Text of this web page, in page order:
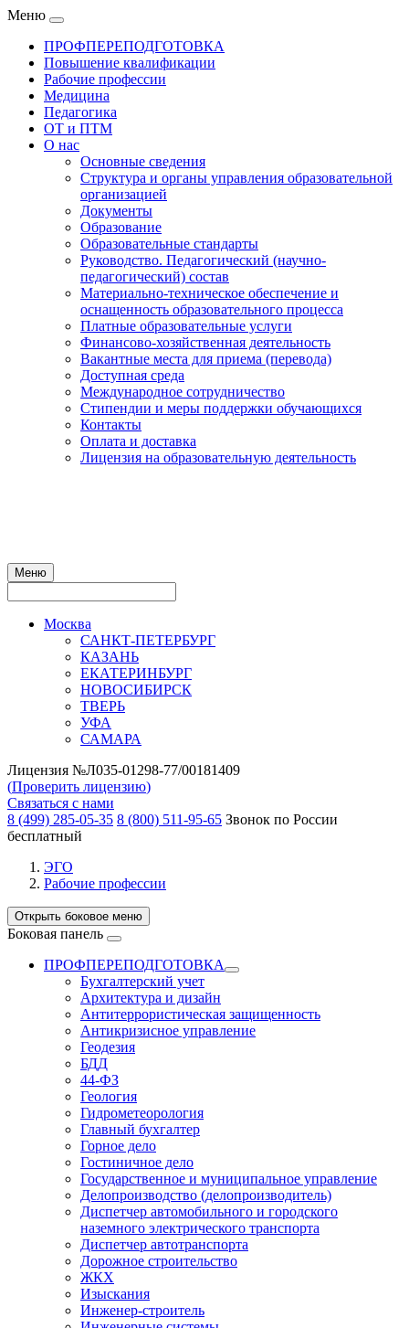
Меню
ПРОФПЕРЕПОДГОТОВКА
Повышение квалификации
Рабочие профессии
Медицина
Педагогика
ОТ и ПТМ
О нас
Основные сведения
Структура и органы управления образовательной
организацией
Документы
Образование
Образовательные стандарты
Руководство. Педагогический (научно-
педагогический) состав
Материально-техническое обеспечение и
оснащенность образовательного процесса
Платные образовательные услуги
Финансово-хозяйственная деятельность
Вакантные места для приема (перевода)
Доступная среда
Международное сотрудничество
Стипендии и меры поддержки обучающихся
Контакты
Оплата и доставка
Лицензия на образовательную деятельность
Меню
Москва
САНКТ-ПЕТЕРБУРГ
КАЗАНЬ
ЕКАТЕРИНБУРГ
НОВОСИБИРСК
ТВЕРЬ
УФА
САМАРА
Лицензия №Л035-01298-77/00181409
(Проверить лицензию)
Связаться с нами
8 (499) 285-05-35 8 (800) 511-95-65 Звонок по России
бесплатный
ЭГО
Рабочие профессии
Открыть боковое меню
Боковая панель
ПРОФПЕРЕПОДГОТОВКА
Бухгалтерский учет
Архитектура и дизайн
Антитеррористическая защищенность
Антикризисное управление
Геодезия
БДД
44-ФЗ
Геология
Гидрометеорология
Главный бухгалтер
Горное дело
Гостиничное дело
Государственное и муниципальное управление
Делопроизводство (делопроизводитель)
Диспетчер автомобильного и городского
наземного электрического транспорта
Диспетчер автотранспорта
Дорожное строительство
ЖКХ
Изыскания
Инженер-строитель